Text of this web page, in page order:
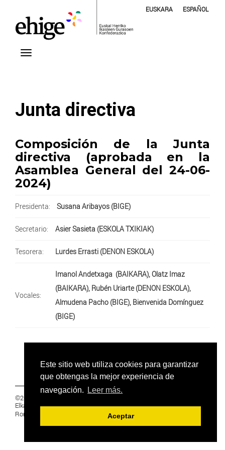
Este sitio web utiliza cookies para garantizar
que obtengas la mejor experiencia de
navegación.
Leer más.
Aceptar
EUSKARA ESPAÑOL
Junta directiva
Composición de la Junta
directiva (aprobada en la
Asamblea General del 24-06-
2024)
Presidenta: Susana Aribayos (BIGE)
Secretario: Asier Sasieta (ESKOLA TXIKIAK)
Tesorera: Lurdes Errasti (DENON ESKOLA)
Vocales:
Imanol Andetxaga (BAIKARA), Olatz Imaz
(BAIKARA), Rubén Uriarte (DENON ESKOLA),
Almudena Pacho (BIGE), Bienvenida Domínguez
(BIGE)
©2019 Euskal Herriko Ikasleen Gurasoen
Elkartea -PRIVACIDAD
Ronda 27, 1 Ezk, 48005 Bilbao, Bizkaia